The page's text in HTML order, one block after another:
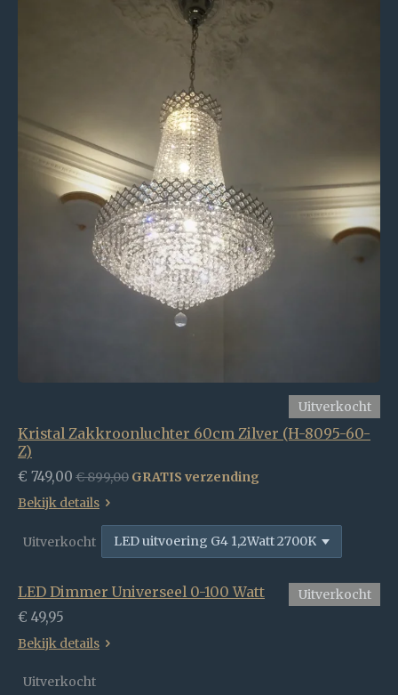
Uitverkocht
Kristal Zakkroonluchter 60cm Zilver (H-8095-60-
Z)
€ 749,00 € 899,00 GRATIS verzending
Bekijk details
Uitverkocht
Uitverkocht
LED Dimmer Universeel 0-100 Watt
€ 49,95
Bekijk details
Uitverkocht